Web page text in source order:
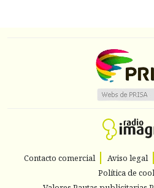
Contacto comercial Aviso legal
Política de